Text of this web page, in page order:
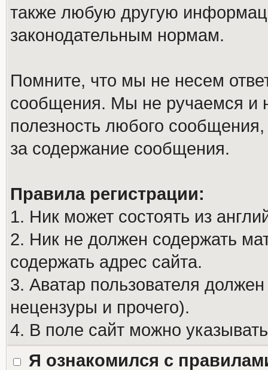
также любую другую
законодательным нормам.
Помните, что мы не несем
сообщения. Мы не ручаемся и
полезность любого
за содержание сообщения.
Правила регистрации:
1. Ник может состоять из
2. Ник не должен содержать
содержать адрес сайта.
3. Аватар пользователя
нецензуры и прочего).
4. В поле сайт можно
Я ознакомился с